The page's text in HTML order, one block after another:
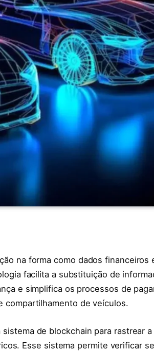
na forma como dados financeiros
facilita a substituição de
e simplifica os processos de
compartilhamento de veículos.
de blockchain para rastrear
Esse sistema permite verificar